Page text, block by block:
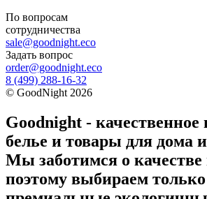
По вопросам
сотрудничества
sale@goodnight.eco
Задать вопрос
order@goodnight.eco
8 (499) 288-16-32
© GoodNight 2026
Goodnight - качественное
белье и товары для дома
Мы заботимся о качестве
поэтому выбираем только